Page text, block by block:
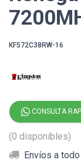
KF572C38RW-16
CONSULTA
(0 disponibles)
Envíos a